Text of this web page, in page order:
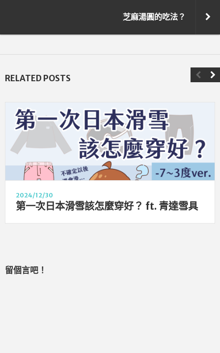
芝麻湯圓的吃法？
RELATED POSTS
2024/12/30
第一次日本滑雪該怎麼穿好？ ft. 青達雪具
留個言吧！